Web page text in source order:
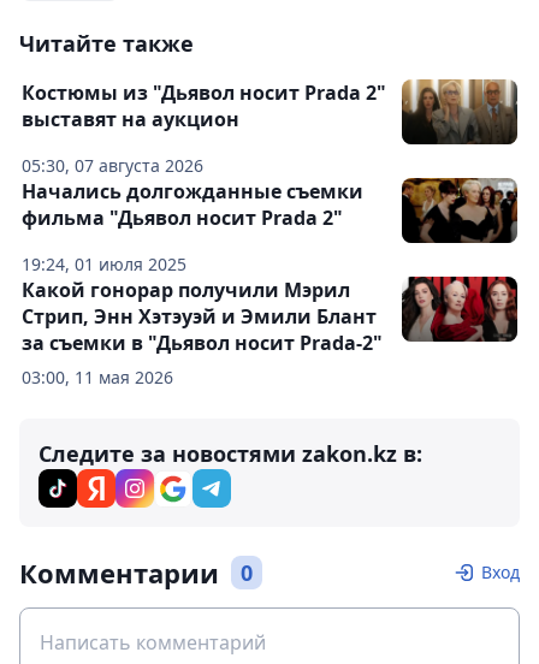
Читайте также
05:30, 07 августа 2026
Костюмы из "Дьявол носит Prada 2"
выставят на аукцион
19:24, 01 июля 2025
Начались долгожданные съемки
фильма "Дьявол носит Prada 2"
03:00, 11 мая 2026
Какой гонорар получили Мэрил
Стрип, Энн Хэтэуэй и Эмили Блант
за съемки в "Дьявол носит Prada-2"
Следите за новостями zakon.kz в:
Комментарии 0 Вход